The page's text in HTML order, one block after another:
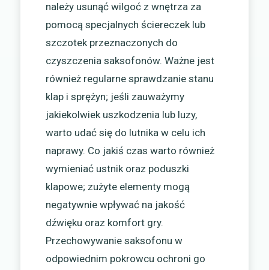
należy usunąć wilgoć z wnętrza za
pomocą specjalnych ściereczek lub
szczotek przeznaczonych do
czyszczenia saksofonów. Ważne jest
również regularne sprawdzanie stanu
klap i sprężyn; jeśli zauważymy
jakiekolwiek uszkodzenia lub luzy,
warto udać się do lutnika w celu ich
naprawy. Co jakiś czas warto również
wymieniać ustnik oraz poduszki
klapowe; zużyte elementy mogą
negatywnie wpływać na jakość
dźwięku oraz komfort gry.
Przechowywanie saksofonu w
odpowiednim pokrowcu ochroni go